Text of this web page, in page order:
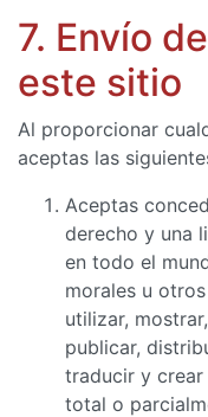
7. Envío
este sitio
Al proporcionar
aceptas las
Aceptas
derecho y una
en todo el
morales u
utilizar,
publicar,
traducir y crear
total o